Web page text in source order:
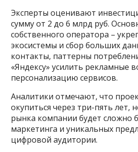
Эксперты оценивают
сумму от 2 до 6 млрд руб.
собственного оператора –
экосистемы и сбор больших
контакты, паттерны
«Яндексу» усилить рекламные
персонализацию сервисов.
Аналитики отмечают, что
окупиться через три-пять лет,
рынка компании будет сложно
маркетинга и уникальных
цифровой аудитории.